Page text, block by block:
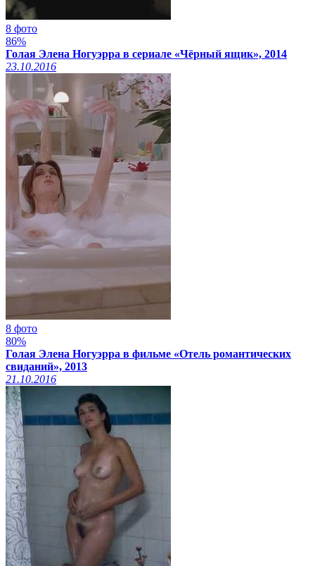
8 фото
86%
Голая Элена Ногуэрра в сериале «Чёрный ящик», 2014
23.10.2016
8 фото
80%
Голая Элена Ногуэрра в фильме «Отель романтических
свиданий», 2013
21.10.2016